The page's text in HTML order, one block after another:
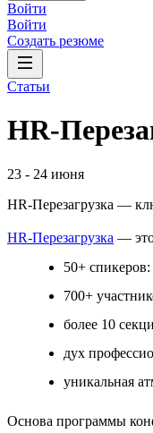
Войти
Войти
Создать резюме
Статьи
HR-
23 - 24 июня
HR-Перезагрузка —
HR-Перезагрузка —
50+
700+
более 10
дух
уникальная
Основа программы